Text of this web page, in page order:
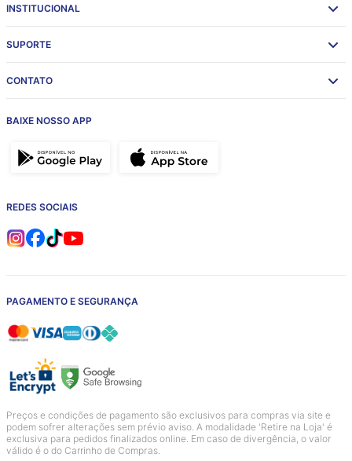
INSTITUCIONAL
SUPORTE
CONTATO
BAIXE NOSSO APP
REDES SOCIAIS
PAGAMENTO E SEGURANÇA
Preços e condições de pagamento são exclusivos para compras via site e
podem sofrer alterações sem prévio aviso. A modalidade 'Retire na Loja' é
exclusiva para pedidos finalizados online. Em caso de divergência, o valor
válido é o do Carrinho de Compras.